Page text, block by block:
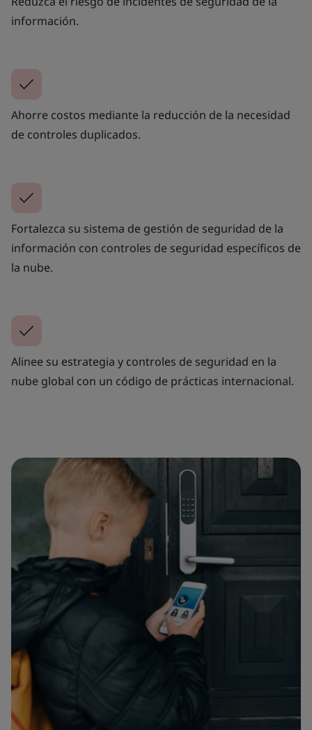
información.
Ahorre costos mediante la reducción de la necesidad
de controles duplicados.
Fortalezca su sistema de gestión de seguridad de la
información con controles de seguridad específicos de
la nube.
Alinee su estrategia y controles de seguridad en la
nube global con un código de prácticas internacional.